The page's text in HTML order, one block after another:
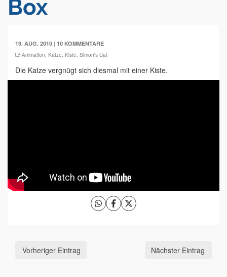
Box
19. AUG. 2010 | 10 KOMMENTARE
Animation, Katze, Kiste, Simon's Cat
Die Katze vergnügt sich diesmal mit einer Kiste.
Vorheriger Eintrag Nächster Eintrag